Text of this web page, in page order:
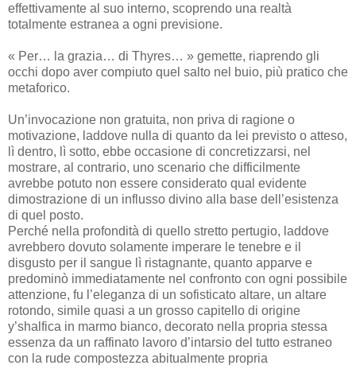
effettivamente al suo interno, scoprendo una realtà
totalmente estranea a ogni previsione.
« Per… la grazia… di Thyres… » gemette, riaprendo gli
occhi dopo aver compiuto quel salto nel buio, più pratico che
metaforico.
Un’invocazione non gratuita, non priva di ragione o
motivazione, laddove nulla di quanto da lei previsto o atteso,
lì dentro, lì sotto, ebbe occasione di concretizzarsi, nel
mostrare, al contrario, uno scenario che difficilmente
avrebbe potuto non essere considerato qual evidente
dimostrazione di un influsso divino alla base dell’esistenza
di quel posto.
Perché nella profondità di quello stretto pertugio, laddove
avrebbero dovuto solamente imperare le tenebre e il
disgusto per il sangue lì ristagnante, quanto apparve e
predominò immediatamente nel confronto con ogni possibile
attenzione, fu l’eleganza di un sofisticato altare, un altare
rotondo, simile quasi a un grosso capitello di origine
y’shalfica in marmo bianco, decorato nella propria stessa
essenza da un raffinato lavoro d’intarsio del tutto estraneo
con la rude compostezza abitualmente propria